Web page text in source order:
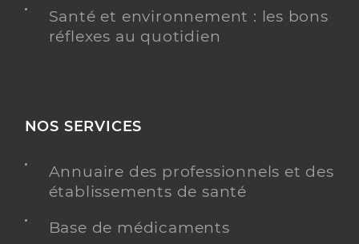
Santé et environnement : les bons
réflexes au quotidien
NOS SERVICES
Annuaire des professionnels et des
établissements de santé
Base de médicaments